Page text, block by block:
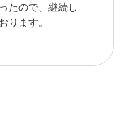
たので、継続し
ります。